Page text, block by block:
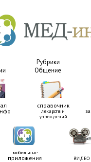
Рубрики
Общение
справочник
лекарств и
учреждений
мобильные
приложения ВИДЕО